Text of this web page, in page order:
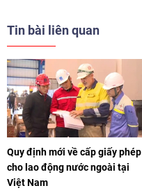
Tin bài liên quan
Quy định mới về cấp giấy phép
cho lao động nước ngoài tại
Việt Nam